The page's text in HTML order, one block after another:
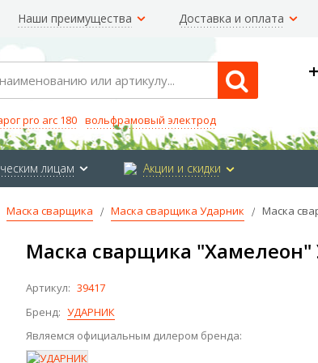
Наши преимущества Доставка и оплата
pro arc 180 вольфрамовый электрод
лицам Акции и скидки
Маска сварщика Маска сварщика Ударник Маска
Маска сварщика
Артикул: 39417
Бренд: УДАРНИК
Являемся официальным дилером бренда: